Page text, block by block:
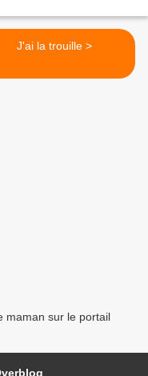
J'ai la trouille >
maman sur le portail